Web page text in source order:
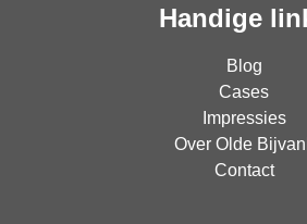
Handige
Blog
Cases
Impressies
Over Olde
Contact